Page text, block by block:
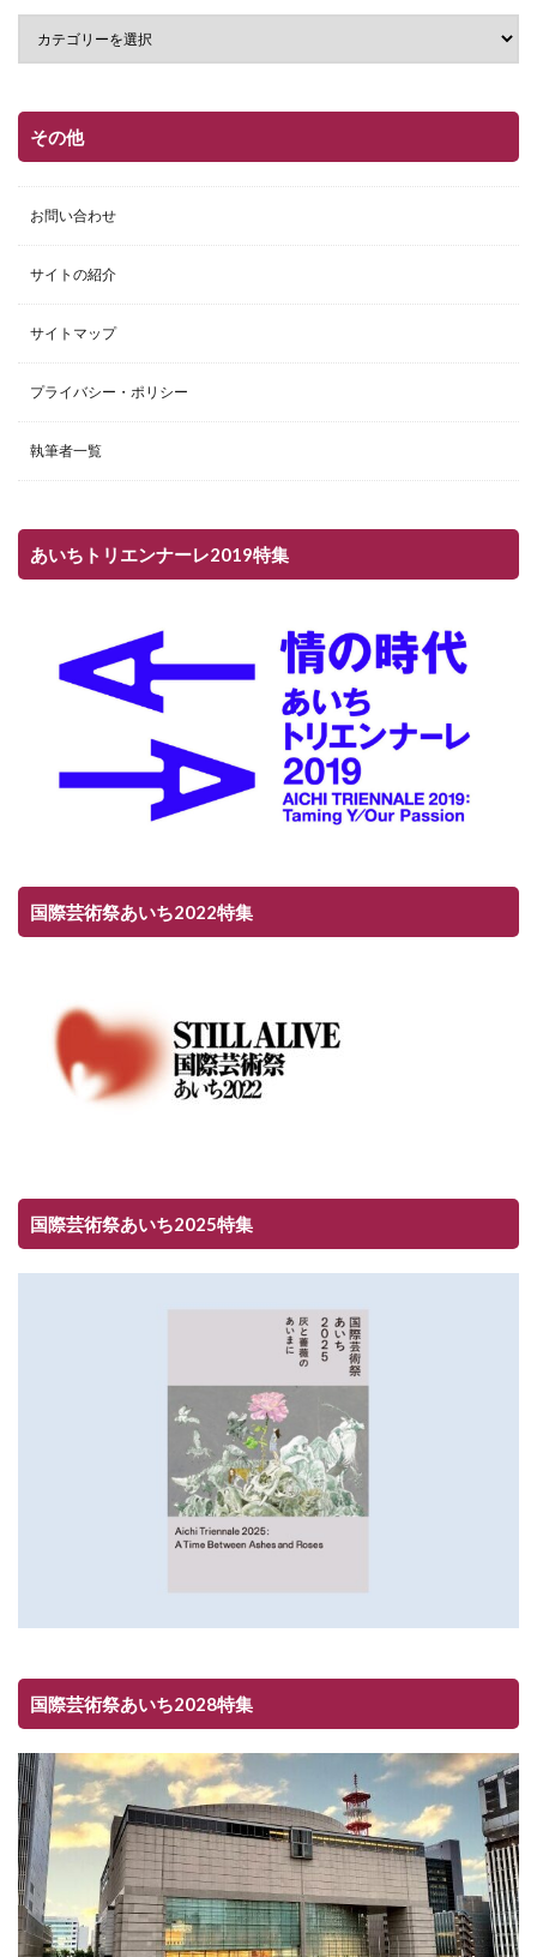
その他
お問い合わせ
サイトの紹介
サイトマップ
プライバシー・ポリシー
執筆者一覧
あいちトリエンナーレ2019特集
国際芸術祭あいち2022特集
国際芸術祭あいち2025特集
国際芸術祭あいち2028特集